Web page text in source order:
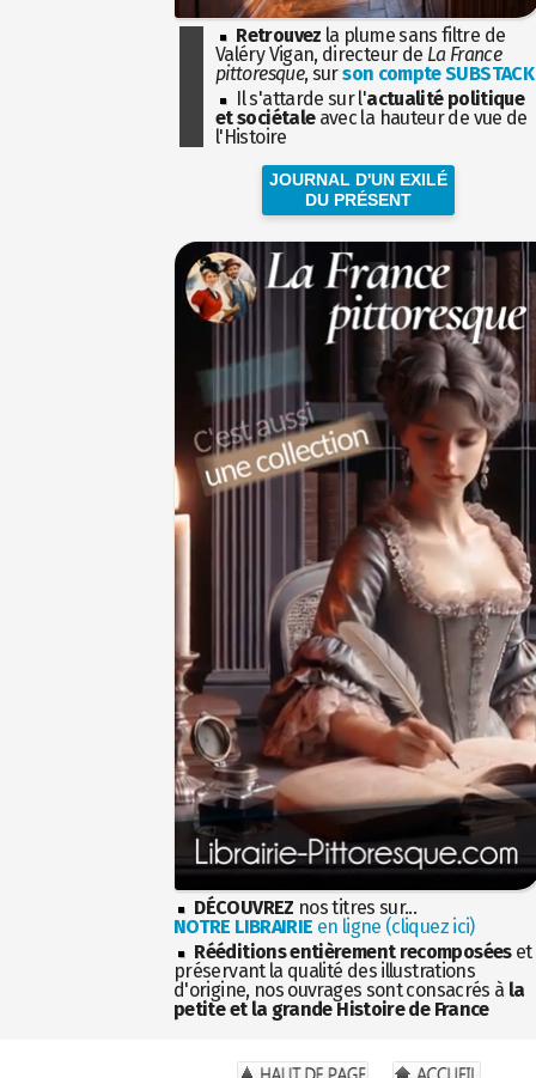
Retrouvez la plume sans filtre de
Valéry Vigan, directeur de La France
pittoresque, surson compte SUBSTACK
Il s'attarde sur l'actualité politique
et sociétaleavec la hauteur de vue de
l'Histoire
JOURNAL D'UN EXILÉ
DU PRÉSENT
DÉCOUVREZ nos titres sur...
NOTRE LIBRAIRIE en ligne (cliquez ici)
Rééditions entièrement recomposéeset
préservant la qualité des illustrations
d'origine, nos ouvrages sont consacrés à la
petite et la grande Histoire de France